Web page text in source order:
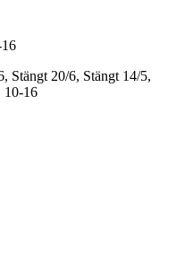
Stängt 20/6, Stängt 14/5,
10-16